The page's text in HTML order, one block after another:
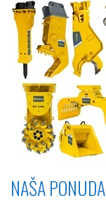
NAŠA PONUDA